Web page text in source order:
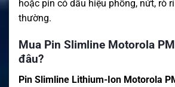
hoặc pin có dấu hiệu phồng, nứt, rò
thường.
Mua Pin Slimline Motorola
đâu?
Pin Slimline Lithium-Ion Motorola